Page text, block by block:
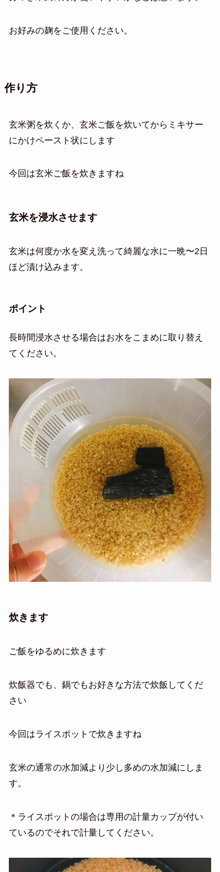
お好みの麹をご使用ください。
作り方
玄米粥を炊くか、玄米ご飯を炊いてからミキサー
にかけペースト状にします
今回は玄米ご飯を炊きますね
玄米を浸水させます
玄米は何度か水を変え洗って綺麗な水に一晩〜2日
ほど漬け込みます。
ポイント
長時間浸水させる場合はお水をこまめに取り替え
てください。
炊きます
ご飯をゆるめに炊きます
炊飯器でも、鍋でもお好きな方法で炊飯してくだ
さい
今回はライスポットで炊きますね
玄米の通常の水加減より少し多めの水加減にしま
す。
＊ライスポットの場合は専用の計量カップが付い
ているのでそれで計量してください。